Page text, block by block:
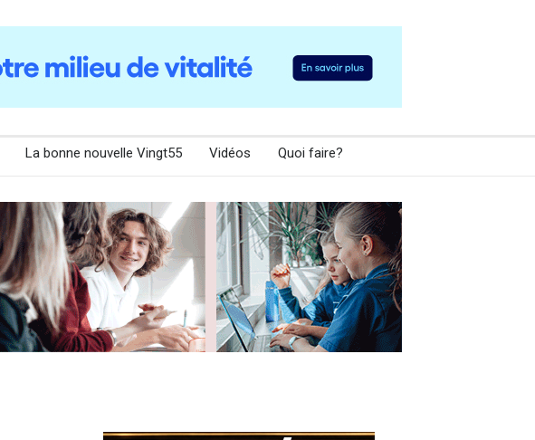
La bonne nouvelle Vingt55 Vidéos Quoi faire?